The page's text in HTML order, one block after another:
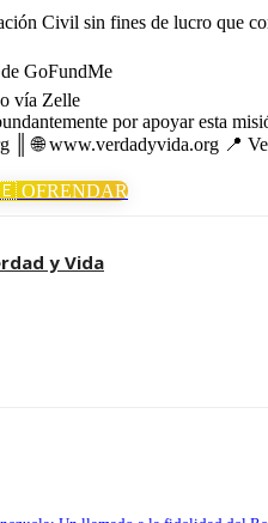
Civil sin fines de lucro que
GoFundMe
vía Zelle
por apoyar esta
║ 🌐 www.verdadyvida.org 📍
OFRENDAR
y Vida